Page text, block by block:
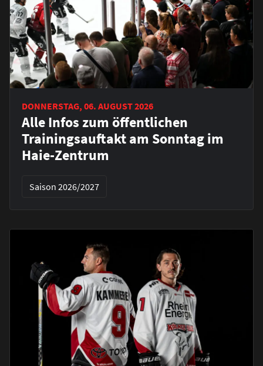
DONNERSTAG, 06. AUGUST 2026
Alle Infos zum öffentlichen
Trainingsauftakt am Sonntag im
Haie-Zentrum
Saison 2026/2027